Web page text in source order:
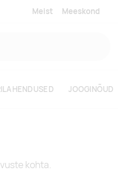
Meist Meeskond
JOOGINÕUD
kohta.